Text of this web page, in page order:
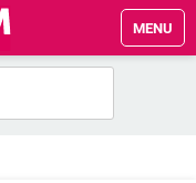
MENU